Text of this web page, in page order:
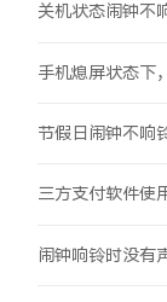
关机状态闹钟不
手机熄屏状态下
节假日闹钟不响
闹钟响铃时没有